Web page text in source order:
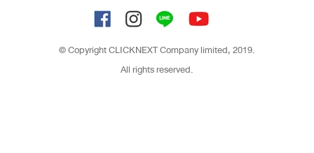
© Copyright CLICKNEXT Company limited, 2019.
All rights reserved.